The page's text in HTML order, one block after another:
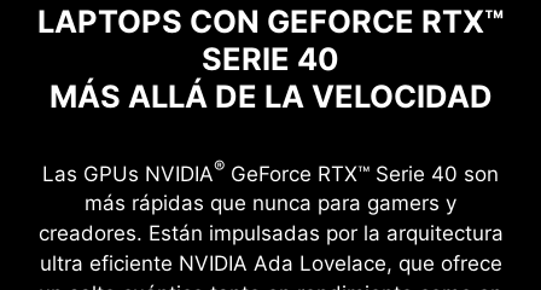
LAPTOPS CON GEFORCE RTX™
SERIE 40
MÁS ALLÁ DE LA VELOCIDAD
Las GPUs NVIDIA® GeForce RTX™ Serie 40 son
más rápidas que nunca para gamers y
creadores. Están impulsadas por la arquitectura
ultra eficiente NVIDIA Ada Lovelace, que ofrece